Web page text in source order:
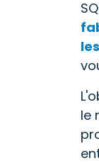
le